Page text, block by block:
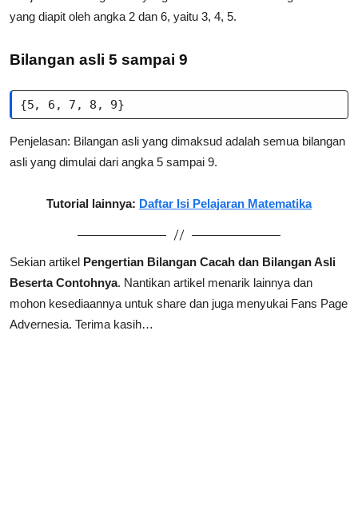
yang diapit oleh angka 2 dan 6, yaitu 3, 4, 5.
Bilangan asli 5 sampai 9
{5, 6, 7, 8, 9}
Penjelasan: Bilangan asli yang dimaksud adalah semua bilangan
asli yang dimulai dari angka 5 sampai 9.
Tutorial lainnya: Daftar Isi Pelajaran Matematika
Sekian artikel Pengertian Bilangan Cacah dan Bilangan Asli
Beserta Contohnya. Nantikan artikel menarik lainnya dan
mohon kesediaannya untuk share dan juga menyukai Fans Page
Advernesia. Terima kasih…